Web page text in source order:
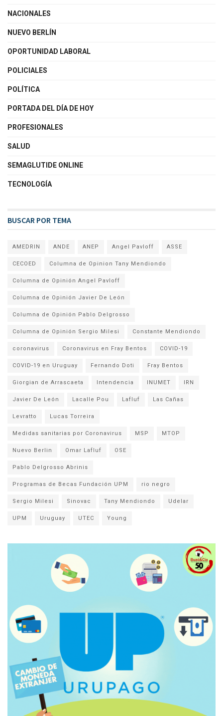
NACIONALES
NUEVO BERLÍN
OPORTUNIDAD LABORAL
POLICIALES
POLÍTICA
PORTADA DEL DÍA DE HOY
PROFESIONALES
SALUD
SEMAGLUTIDE ONLINE
TECNOLOGÍA
BUSCAR POR TEMA
AMEDRIN ANDE ANEP Angel Pavloff ASSE
CECOED Columna de Opinion Tany Mendiondo
Columna de Opinión Angel Pavloff
Columna de Opinión Javier De León
Columna de Opinión Pablo Delgrosso
Columna de Opinión Sergio Milesi Constante Mendiondo
coronavirus Coronavirus en Fray Bentos COVID-19
COVID-19 en Uruguay Fernando Doti Fray Bentos
Giorgian de Arrascaeta Intendencia INUMET IRN
Javier De León Lacalle Pou Lafluf Las Cañas
Levratto Lucas Torreira
Medidas sanitarias por Coronavirus MSP MTOP
Nuevo Berlin Omar Lafluf OSE
Pablo Delgrosso Abrinis
Programas de Becas Fundación UPM rio negro
Sergio Milesi Sinovac Tany Mendiondo Udelar
UPM Uruguay UTEC Young